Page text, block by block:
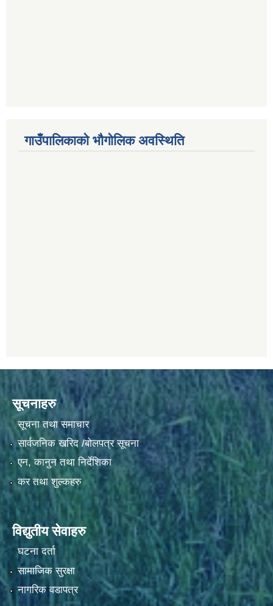
गाउँपालिकाको भौगोलिक अवस्थिति
सूचनाहरु
सूचना तथा समाचार
सार्वजनिक खरिद /बोलपत्र सूचना
एन, कानुन तथा निर्देशिका
कर तथा शुल्कहरु
विद्युतीय सेवाहरु
घटना दर्ता
सामाजिक सुरक्षा
नागरिक वडापत्र